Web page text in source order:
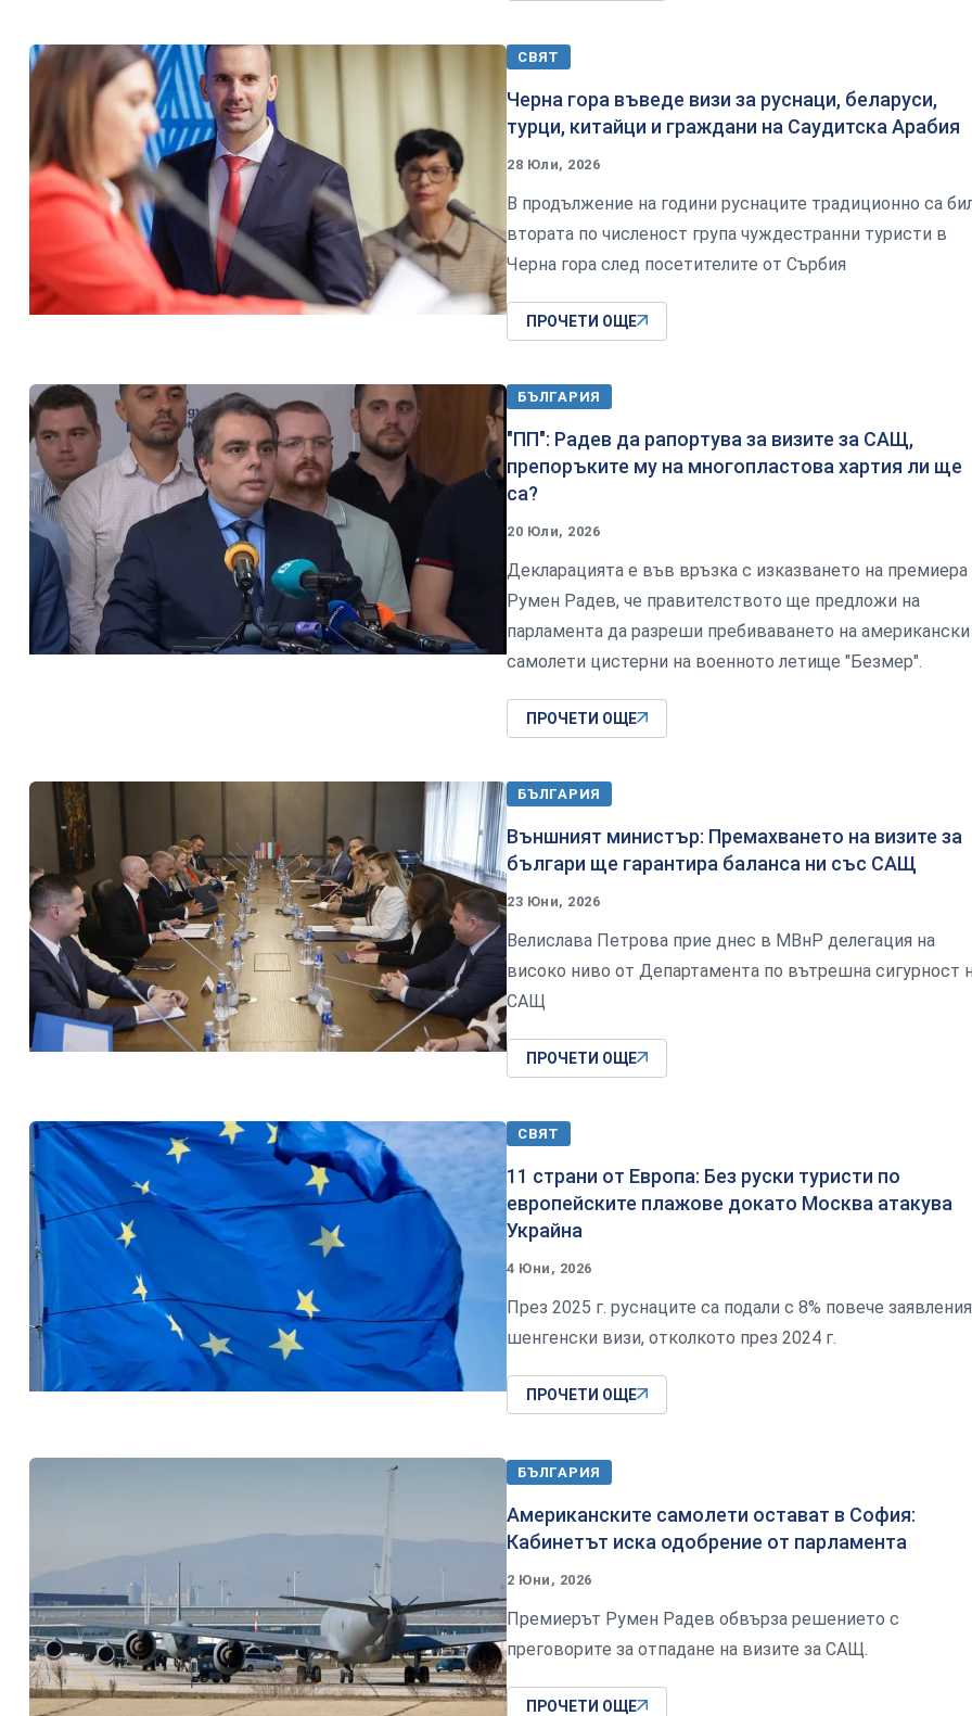
СВЯТ
Черна гора въведе визи за руснаци, беларуси,
турци, китайци и граждани на Саудитска Арабия
28 Юли, 2026
В продължение на години руснаците традиционно са
втората по численост група чуждестранни туристи в
Черна гора след посетителите от Сърбия
ПРОЧЕТИ ОЩЕ
БЪЛГАРИЯ
"ПП": Радев да рапортува за визите за САЩ,
препоръките му на многопластова хартия ли ще
са?
20 Юли, 2026
Декларацията е във връзка с изказването на премиера
Румен Радев, че правителството ще предложи на
парламента да разреши пребиваването на американски
самолети цистерни на военното летище "Безмер".
ПРОЧЕТИ ОЩЕ
БЪЛГАРИЯ
Външният министър: Премахването на визите за
българи ще гарантира баланса ни със САЩ
23 Юни, 2026
Велислава Петрова прие днес в МВнР делегация на
високо ниво от Департамента по вътрешна сигурност
САЩ
ПРОЧЕТИ ОЩЕ
СВЯТ
11 страни от Европа: Без руски туристи по
европейските плажове докато Москва атакува
Украйна
4 Юни, 2026
През 2025 г. руснаците са подали с 8% повече
шенгенски визи, отколкото през 2024 г.
ПРОЧЕТИ ОЩЕ
БЪЛГАРИЯ
Американските самолети остават в София:
Кабинетът иска одобрение от парламента
2 Юни, 2026
Премиерът Румен Радев обвърза решението с
преговорите за отпадане на визите за САЩ.
ПРОЧЕТИ ОЩЕ